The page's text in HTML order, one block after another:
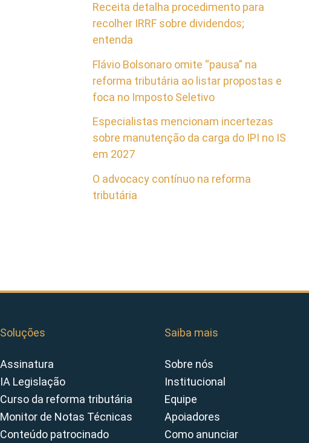
Receita detalha procedimento para
recolher IRRF sobre dividendos;
entenda
Flávio Bolsonaro omite “pausa” na
reforma tributária ao listar propostas e
foca no Imposto Seletivo
Especialistas mencionam incertezas
sobre manutenção da carga do IPI no IS
em 2027
O advocacy contínuo na reforma
tributária
Soluções
Assinatura
IA Legislação
Curso da reforma tributária
Monitor de Notas Técnicas
Conteúdo patrocinado
Saiba mais
Sobre nós
Institucional
Equipe
Apoiadores
Como anunciar